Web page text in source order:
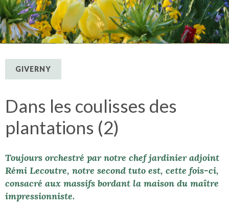
GIVERNY
Dans les coulisses des
plantations (2)
Toujours orchestré par notre chef jardinier adjoint
Rémi Lecoutre, notre second tuto est, cette fois-ci,
consacré aux massifs bordant la maison du maître
impressionniste.